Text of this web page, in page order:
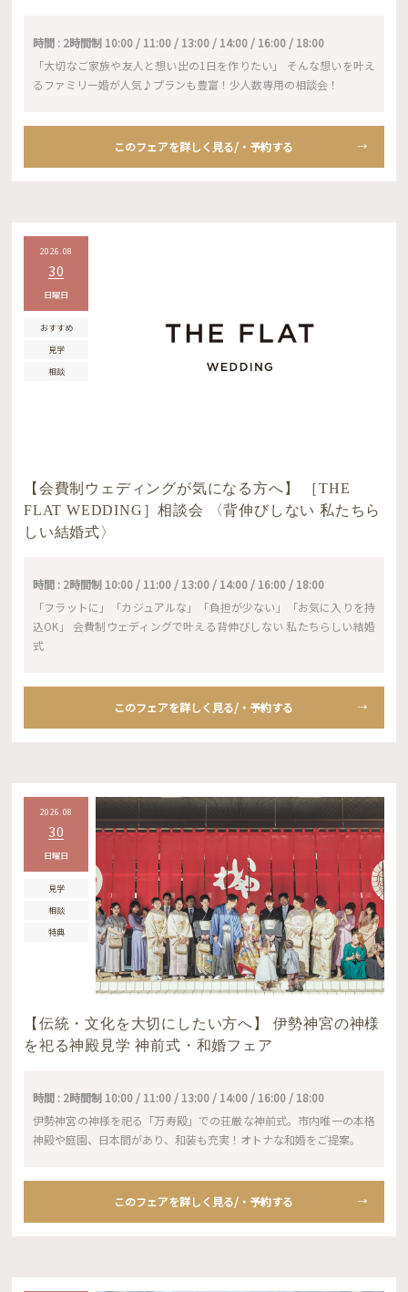
時間 : 2時間制 10:00 / 11:00 / 13:00 / 14:00 / 16:00 / 18:00
「大切なご家族や友人と想い出の1日を作りたい」 そんな想いを叶え
るファミリー婚が人気♪プランも豊富！少人数専用の相談会！
このフェアを詳しく見る/・予約する
2026.08
30
日曜日
おすすめ
見学
相談
【会費制ウェディングが気になる方へ】 ［THE
FLAT WEDDING］相談会 〈背伸びしない 私たちら
しい結婚式〉
時間 : 2時間制 10:00 / 11:00 / 13:00 / 14:00 / 16:00 / 18:00
「フラットに」「カジュアルな」「負担が少ない」「お気に入りを持
込OK」 会費制ウェディングで叶える背伸びしない 私たちらしい結婚
式
このフェアを詳しく見る/・予約する
2026.08
30
日曜日
見学
相談
特典
【伝統・文化を大切にしたい方へ】 伊勢神宮の神様
を祀る神殿見学 神前式・和婚フェア
時間 : 2時間制 10:00 / 11:00 / 13:00 / 14:00 / 16:00 / 18:00
伊勢神宮の神様を祀る「万寿殿」での荘厳な神前式。市内唯一の本格
神殿や庭園、日本間があり、和装も充実！オトナな和婚をご提案。
このフェアを詳しく見る/・予約する